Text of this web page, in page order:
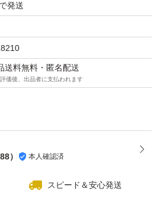
発送
送料無料・匿名配送
価後、出品者に支払われます
） 本人確認済
スピード＆安心発送